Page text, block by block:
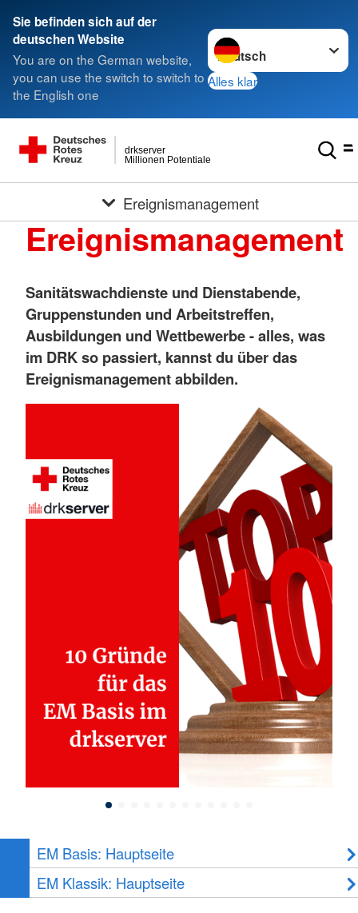
Sie befinden sich auf der
deutschen Website
You are on the German website,
you can use the switch to switch to
the English one
Sprache wechseln zu
Alles klar
Millionen Potentiale
drkserver
Ereignismanagement
Ereignismanagement
Sanitätswachdienste und Dienstabende,
Gruppenstunden und Arbeitstreffen,
Ausbildungen und Wettbewerbe - alles, was
im DRK so passiert, kannst du über das
Ereignismanagement abbilden.
EM Basis: Hauptseite
EM Klassik: Hauptseite